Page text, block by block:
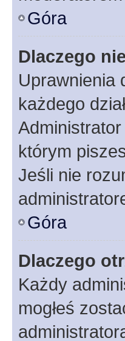
Góra
Dlaczego
Uprawnienia
każdego
którym
Jeśli nie
Góra
Dlaczego
Każdy
mogłeś